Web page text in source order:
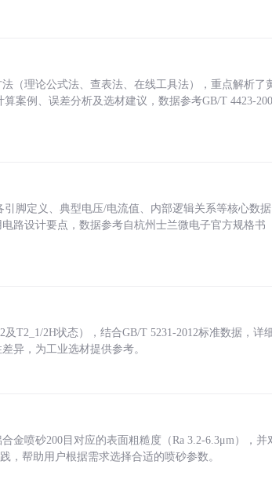
（理论公式法、查表法、在线工具法），重点解析了
案例、误差分析及选材建议，数据参考GB/T 4423-
脚定义、典型电压/电流值、内部逻辑关系等核心数
路设计要点，数据参考自杭州士兰微电子官方规格书
T2_1/2H状态），结合GB/T 5231-2012标准数据，详
异，为工业选材提供参考。
金喷砂200目对应的表面粗糙度（Ra 3.2-6.3μm），并
，帮助用户根据需求选择合适的喷砂参数。